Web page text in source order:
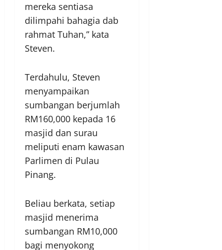
mereka sentiasa
dilimpahi bahagia dab
rahmat Tuhan,” kata
Steven.
Terdahulu, Steven
menyampaikan
sumbangan berjumlah
RM160,000 kepada 16
masjid dan surau
meliputi enam kawasan
Parlimen di Pulau
Pinang.
Beliau berkata, setiap
masjid menerima
sumbangan RM10,000
bagi menyokong